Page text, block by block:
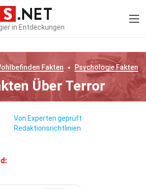
in Entdeckungen
Fakten PsychologieFakten
Über Terror
Von Experten geprüft
Redaktionsrichtlinien